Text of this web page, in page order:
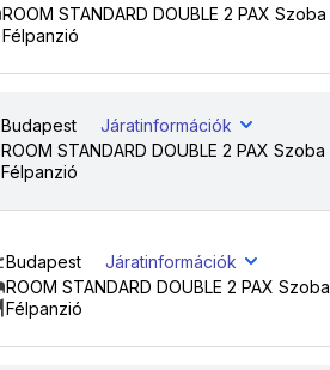
ROOM STANDARD DOUBLE 2 PAX Szoba
Félpanzió
Budapest
Járatinformációk
ROOM STANDARD DOUBLE 2 PAX Szoba
Félpanzió
Budapest
Járatinformációk
ROOM STANDARD DOUBLE 2 PAX Szoba
Félpanzió